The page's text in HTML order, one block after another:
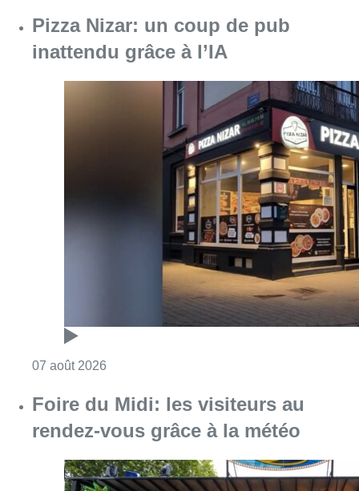
Consulter l'article "Pizza Nizar: un coup de
Foire du Midi: les visiteurs au
rendez-vous grâce à la météo